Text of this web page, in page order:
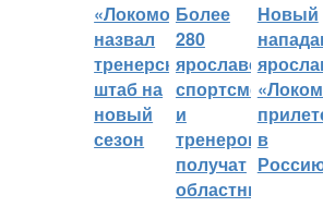
«Локомотив»
назвал
тренерский
штаб на
новый
сезон
Более
280
ярославских
спортсменов
и
тренеров
получат
областные
Новый
в